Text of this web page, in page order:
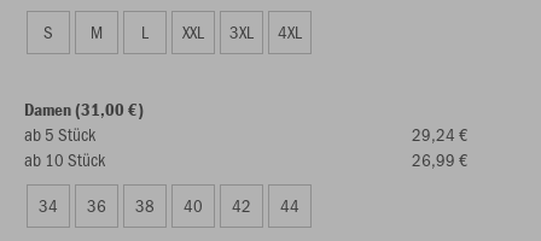
S
M L XXL 3XL 4XL
Damen (31,00 €)
ab 5 Stück
29,24 €
ab 10 Stück
26,99 €
34
36 38 40 42 44